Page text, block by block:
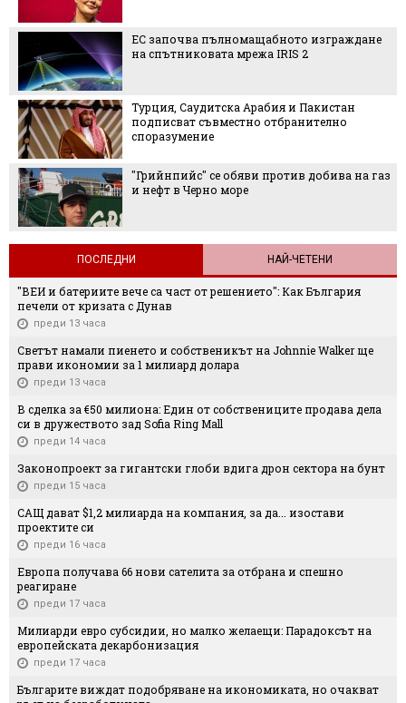
ЕС започва пълномащабното изграждане
на спътниковата мрежа IRIS 2
Турция, Саудитска Арабия и Пакистан
подписват съвместно отбранително
споразумение
"Грийнпийс" се обяви против добива на газ
и нефт в Черно море
ПОСЛЕДНИ НАЙ-ЧЕТЕНИ
"ВЕИ и батериите вече са част от решението": Как България
печели от кризата с Дунав
преди 13 часа
Светът намали пиенето и собственикът на Johnnie Walker ще
прави икономии за 1 милиард долара
преди 13 часа
В сделка за €50 милиона: Един от собствениците продава дела
си в дружеството зад Sofia Ring Mall
преди 14 часа
Законопроект за гигантски глоби вдига дрон сектора на бунт
преди 15 часа
САЩ дават $1,2 милиарда на компания, за да... изостави
проектите си
преди 16 часа
Европа получава 66 нови сателита за отбрана и спешно
реагиране
преди 17 часа
Милиарди евро субсидии, но малко желаещи: Парадоксът на
европейската декарбонизация
преди 17 часа
Българите виждат подобряване на икономиката, но очакват